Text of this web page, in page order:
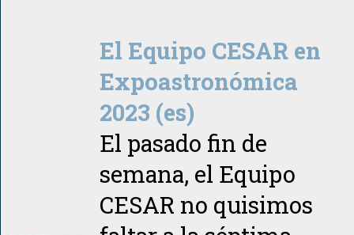
El Equipo CESAR en
Expoastronómica
2023 (es)
El pasado fin de
semana, el Equipo
CESAR no quisimos